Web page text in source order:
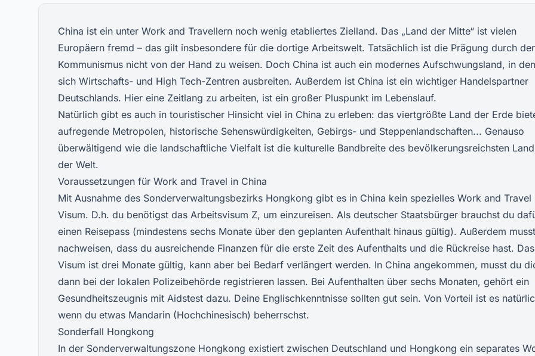
China ist ein unter Work and Travellern noch wenig etabliertes Zielland. Das „Land der Mitte“ ist vielen
Europäern fremd – das gilt insbesondere für die dortige Arbeitswelt. Tatsächlich ist die Prägung durch
Kommunismus nicht von der Hand zu weisen. Doch China ist auch ein modernes Aufschwungsland, in
sich Wirtschafts- und High Tech-Zentren ausbreiten. Außerdem ist China ist ein wichtiger Handelspartner
Deutschlands. Hier eine Zeitlang zu arbeiten, ist ein großer Pluspunkt im Lebenslauf.
Natürlich gibt es auch in touristischer Hinsicht viel in China zu erleben: das viertgrößte Land der Erde
aufregende Metropolen, historische Sehenswürdigkeiten, Gebirgs- und Steppenlandschaften... Genauso
überwältigend wie die landschaftliche Vielfalt ist die kulturelle Bandbreite des bevölkerungsreichsten
der Welt.
Voraussetzungen für Work and Travel in China
Mit Ausnahme des Sonderverwaltungsbezirks Hongkong gibt es in China kein spezielles Work and Travel
Visum. D.h. du benötigst das Arbeitsvisum Z, um einzureisen. Als deutscher Staatsbürger brauchst du
einen Reisepass (mindestens sechs Monate über den geplanten Aufenthalt hinaus gültig). Außerdem
nachweisen, dass du ausreichende Finanzen für die erste Zeit des Aufenthalts und die Rückreise hast.
Visum ist drei Monate gültig, kann aber bei Bedarf verlängert werden. In China angekommen, musst du
dann bei der lokalen Polizeibehörde registrieren lassen. Bei Aufenthalten über sechs Monaten, gehört ein
Gesundheitszeugnis mit Aidstest dazu. Deine Englischkenntnisse sollten gut sein. Von Vorteil ist es
wenn du etwas Mandarin (Hochchinesisch) beherrschst.
Sonderfall Hongkong
In der Sonderverwaltungszone Hongkong existiert zwischen Deutschland und Hongkong ein separates